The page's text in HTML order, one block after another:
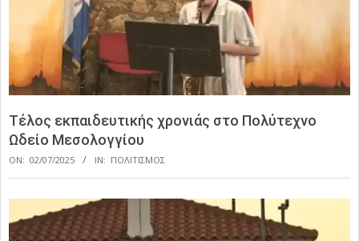
Τέλος εκπαιδευτικής χρονιάς στο Πολύτεχνο
Ωδείο Μεσολογγίου
ON: 02/07/2025 IN: ΠΟΛΙΤΙΣΜΟΣ